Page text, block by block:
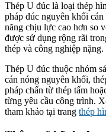
Thép U đúc là loại thép
pháp đúc nguyên khối
năng chịu lực cao hơn so
được sử dụng rộng rãi
thép và công nghiệp nặng.
Thép U đúc thuộc nhóm
cán nóng nguyên khối,
pháp chấn từ thép tấm
từng yêu cầu công trình.
tham khảo tại trang thép